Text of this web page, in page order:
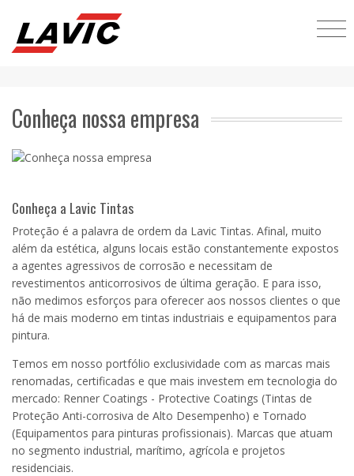
Conheça nossa empresa
Conheça a Lavic Tintas
Proteção é a palavra de ordem da Lavic Tintas. Afinal, muito
além da estética, alguns locais estão constantemente expostos
a agentes agressivos de corrosão e necessitam de
revestimentos anticorrosivos de última geração. E para isso,
não medimos esforços para oferecer aos nossos clientes o que
há de mais moderno em tintas industriais e equipamentos para
pintura.
Temos em nosso portfólio exclusividade com as marcas mais
renomadas, certificadas e que mais investem em tecnologia do
mercado: Renner Coatings - Protective Coatings (Tintas de
Proteção Anti-corrosiva de Alto Desempenho) e Tornado
(Equipamentos para pinturas profissionais). Marcas que atuam
no segmento industrial, marítimo, agrícola e projetos
residenciais.